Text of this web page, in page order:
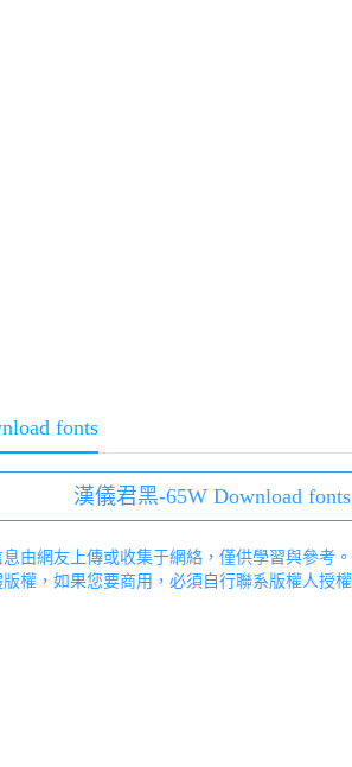
fonts
漢儀君黑-65W Download fonts
由網友上傳或收集于網絡，僅供學習與參考
權，如果您要商用，必須自行聯系版權人授